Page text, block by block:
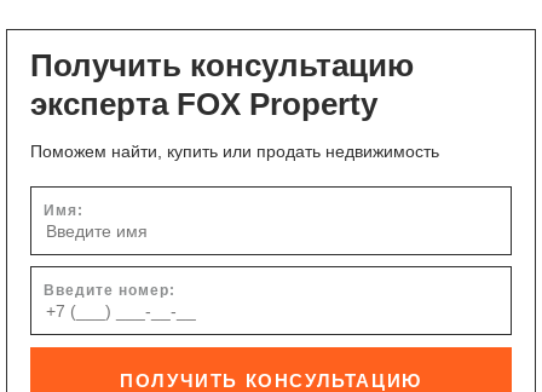
Получить консультацию
эксперта FOX Property
Поможем найти, купить или продать недвижимость
Имя:
Введите номер:
ПОЛУЧИТЬ КОНСУЛЬТАЦИЮ